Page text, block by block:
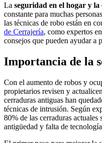
La seguridad en el hogar y la
constante para muchas
las técnicas de robo están en
de Cerrajería, como expertos
consejos que pueden ayudar a
Importancia de la
Con el aumento de robos y
propietarios revisen y
cerraduras antiguas han
técnicas de intrusión. Según
80% de las cerraduras
antigüedad y falta de